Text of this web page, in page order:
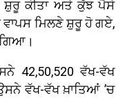
ਸ਼ੁਰੂ ਕੀਤਾ ਅਤੇ ਕੁੱਝ ਪੈਸੇ
ਮਿਲਣੇ ਸ਼ੁਰੂ ਹੋ ਗਏ,
ਗਿਆ।
42,50,520 ਵੱਖ-ਵੱਖ
ਵੱਖ-ਵੱਖ ਖ਼ਾਤਿਆਂ ’ਚ